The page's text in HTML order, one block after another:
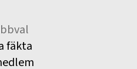
fäkta